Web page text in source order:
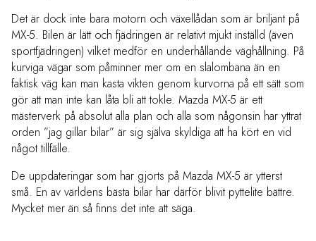
Det är dock inte bara motorn och växellådan som är briljant på
MX-5. Bilen är lätt och fjädringen är relativt mjukt inställd (även
sportfjädringen) vilket medför en underhållande väghållning. På
kurviga vägar som påminner mer om en slalombana än en
faktisk väg kan man kasta vikten genom kurvorna på ett sätt som
gör att man inte kan låta bli att tokle. Mazda MX-5 är ett
mästerverk på absolut alla plan och alla som någonsin har yttrat
orden ”jag gillar bilar” är sig själva skyldiga att ha kört en vid
något tillfälle.
De uppdateringar som har gjorts på Mazda MX-5 är ytterst
små. En av världens bästa bilar har därför blivit pyttelite bättre.
Mycket mer än så finns det inte att säga.